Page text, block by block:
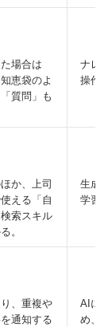
場合は
恵袋のよ
質問」も
ナレ
操作
か、上司
える「自
索スキル
。
生成
学習
、重複や
通知する
AIに
め、